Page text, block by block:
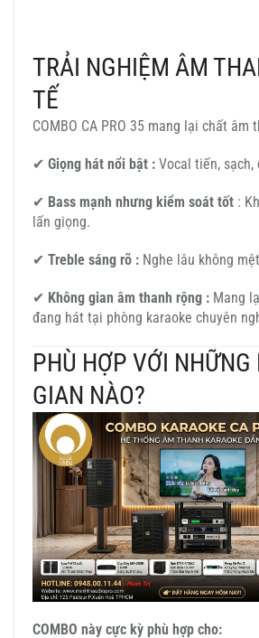
TRẢI NGHIỆM ÂM
TẾ
COMBO CA PRO 35 mang lại chất âm
✔ Giọng hát nổi bật : Vocal tiến, sạch,
✔ Bass mạnh nhưng kiểm soát tốt :
lấn giọng.
✔ Treble sáng rõ : Nghe lâu không
✔ Không gian âm thanh rộng : Mang
đang hát tại phòng karaoke chuyên
PHÙ HỢP VỚI NHỮNG
GIAN NÀO?
COMBO này cực kỳ phù hợp cho: